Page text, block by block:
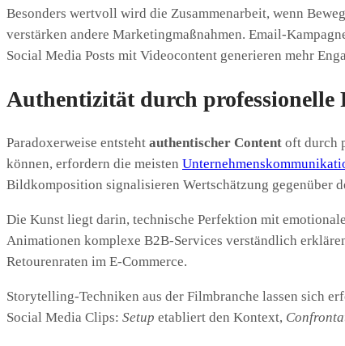
Besonders wertvoll wird die Zusammenarbeit, wenn
verstärken andere Marketingmaßnahmen. Email-
Social Media Posts mit Videocontent generieren mehr
Authentizität durch professionelle
Paradoxerweise entsteht authentischer Content oft durch
können, erfordern die meisten
Bildkomposition signalisieren Wertschätzung gegenüber
Die Kunst liegt darin, technische Perfektion mit
Animationen komplexe B2B-Services verständlich
Retourenraten im E-Commerce.
Storytelling-Techniken aus der Filmbranche lassen sich
Social Media Clips: Setup etabliert den Kontext,